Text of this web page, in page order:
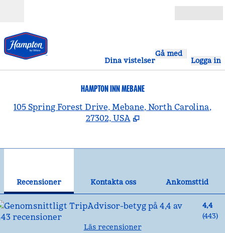
Dina vistelser
Gå med
Logga in
HAMPTON INN MEBANE
105 Spring Forest Drive, Mebane, North Carolina,
27302, USA
Recensioner Kontakta oss
Ankomsttid
4,4
(443)
Läs recensioner